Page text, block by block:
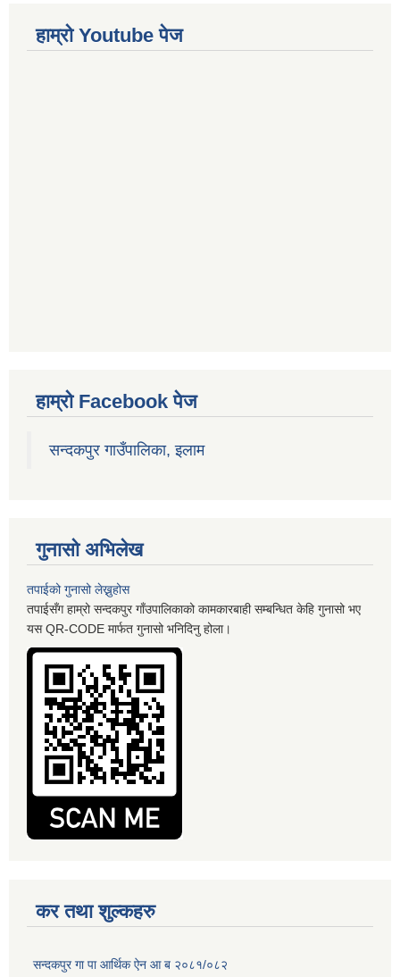
हाम्रो Youtube पेज
हाम्रो Facebook पेज
सन्दकपुर गाउँपालिका, इलाम
गुनासो अभिलेख
तपाईको गुनासो लेख्नुहोस
तपाईसँग हाम्रो सन्दकपुर गाँउपालिकाको कामकारबाही सम्बन्धित केहि गुनासो भए
यस QR-CODE मार्फत गुनासो भनिदिनु होला।
कर तथा शुल्कहरु
सन्दकपुर गा पा आर्थिक ऐन आ ब २०८१/०८२